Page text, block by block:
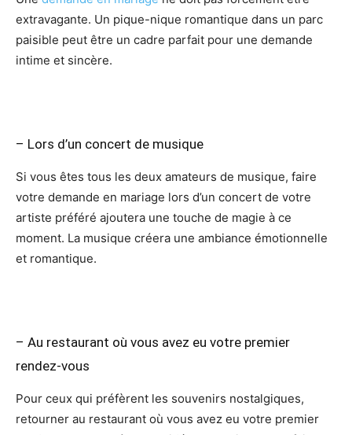
extravagante. Un pique-nique romantique dans un parc
paisible peut être un cadre parfait pour une demande
intime et sincère.
– Lors d’un concert de musique
Si vous êtes tous les deux amateurs de musique, faire
votre demande en mariage lors d’un concert de votre
artiste préféré ajoutera une touche de magie à ce
moment. La musique créera une ambiance émotionnelle
et romantique.
– Au restaurant où vous avez eu votre premier
rendez-vous
Pour ceux qui préfèrent les souvenirs nostalgiques,
retourner au restaurant où vous avez eu votre premier